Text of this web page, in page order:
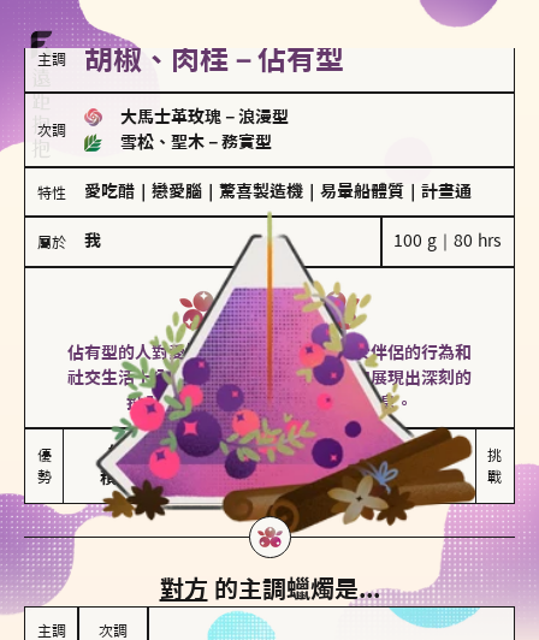
主調 胡椒、肉桂－佔有型
次調
大馬士革玫瑰 － 浪漫型
雪松、聖木 － 務實型
特性 愛吃醋 戀愛腦 驚喜製造機 易暈船體質 計畫通
屬於 我 100 g｜80 hrs
佔有型
胡椒、肉桂
佔有型的人對愛情有強烈的保護欲，對於伴侶的行為和
社交生活十分敏感、容易吃醋。在關係中展現出深刻的
投入和激情，但也可能讓人感到窒息。
優
勢
能建立緊密關係
積極維繫關係熱度
嫉妒心較強
可能出現控制欲
挑
戰
對方 的主調蠟燭是...
主調 次調